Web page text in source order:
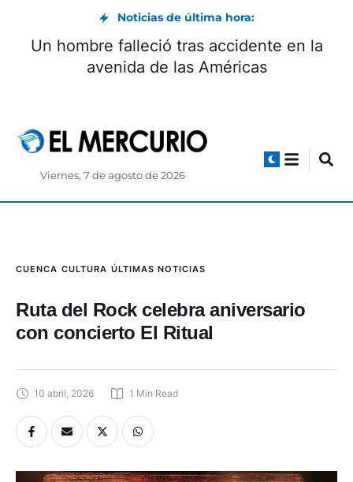
Noticias de última hora:
Un hombre falleció tras accidente en la
avenida de las Américas
Viernes, 7 de agosto de 2026
CUENCA CULTURA ÚLTIMAS NOTICIAS
Ruta del Rock celebra aniversario
con concierto El Ritual
10 abril, 2026 1 Min Read